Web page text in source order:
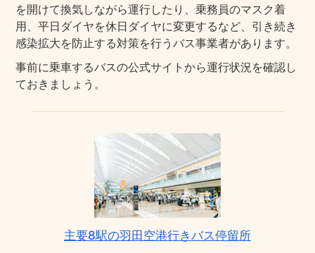
を開けて換気しながら運行したり、乗務員のマスク着
用、平日ダイヤを休日ダイヤに変更するなど、引き続き
感染拡大を防止する対策を行うバス事業者があります。
事前に乗車するバスの公式サイトから運行状況を確認し
ておきましょう。
主要8駅の羽田空港行きバス停留所